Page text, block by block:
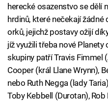
herecké osazenstvo se dělí
hrdinů, které nečekají
orků, jejichž postavy ožijí
jíž využili třeba nové
skupiny patří Travis Fimmel
Cooper (král Llane Wrynn),
nebo Ruth Negga (lady
Toby Kebbell (Durotan),